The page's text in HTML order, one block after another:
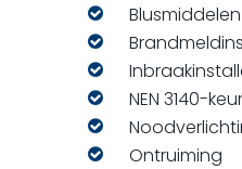
Blusmiddelen
NEN 3140-
Ontruiming